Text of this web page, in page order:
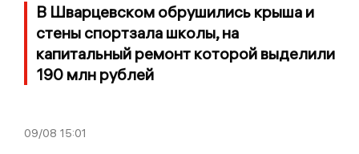
В Шварцевском обрушились крыша и
стены спортзала школы, на
капитальный ремонт которой выделили
190 млн рублей
09/08 15:01